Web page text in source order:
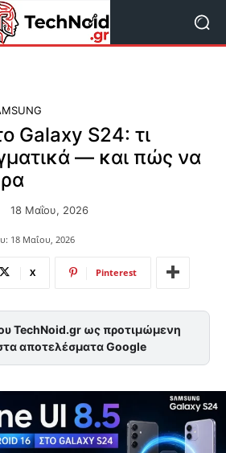
Galaxy S24: τι
— και πώς να
18 Μαΐου, 2026
18 Μαΐου, 2026
X Pinterest
TechNoid.gr ως προτιμώμενη
αποτελέσματα Google